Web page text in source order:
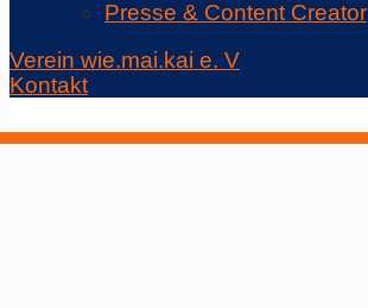
Presse & Content Creator
Verein wie.mai.kai e. V
Kontakt